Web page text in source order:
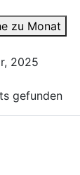
zu Monat
2025
gefunden